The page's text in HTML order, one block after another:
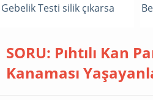
Gebelik Testi silik çıkarsa
SORU: Pıhtılı Kan
Kanaması